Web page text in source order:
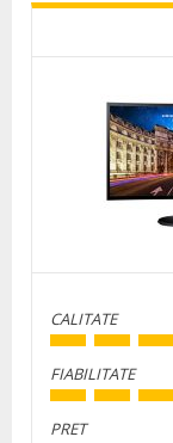
CALITATE
FIABILITATE
PRET